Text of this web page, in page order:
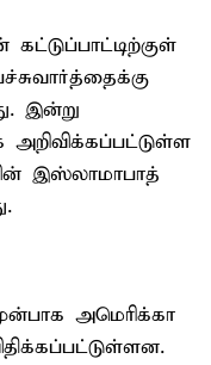
இன்று
இஸ்லாமாபாத்
அமெரிக்கா